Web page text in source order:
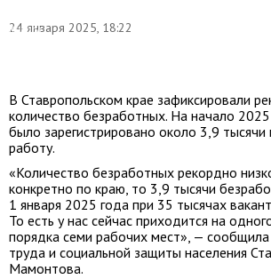
24 января 2025, 18:22
Кирилл
В Ставропольском крае зафиксировали
количество безработных. На начало 2025
было зарегистрировано около 3,9
работу.
«Количество безработных рекордно
конкретно по краю, то 3,9 тысячи
1 января 2025 года при 35 тысячах
То есть у нас сейчас приходится на
порядка семи рабочих мест», —
труда и социальной защиты населения
Мамонтова.